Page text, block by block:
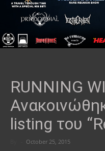
RUNNING
listing του
October 25, 2015